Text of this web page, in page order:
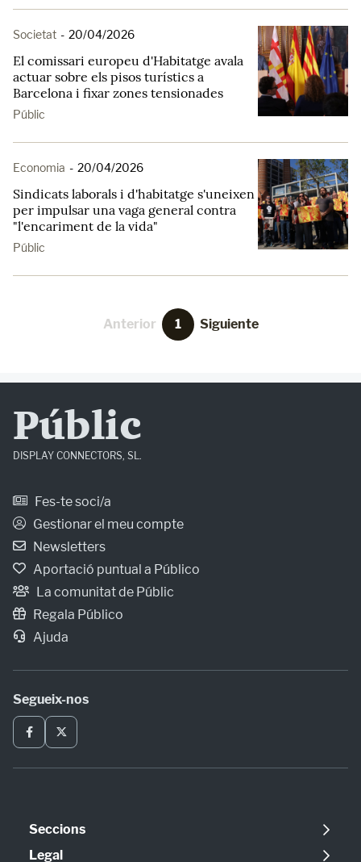
Societat - 20/04/2026
El comissari europeu d'Habitatge avala
actuar sobre els pisos turístics a
Barcelona i fixar zones tensionades
Públic
Economia - 20/04/2026
Sindicats laborals i d'habitatge s'uneixen
per impulsar una vaga general contra
"l'encariment de la vida"
Públic
Anterior 1 Siguiente
Públic
DISPLAY CONNECTORS, SL.
Fes-te soci/a
Gestionar el meu compte
Newsletters
Aportació puntual a Público
La comunitat de Públic
Regala Público
Ajuda
Segueix-nos
Seccions
Política
Legal